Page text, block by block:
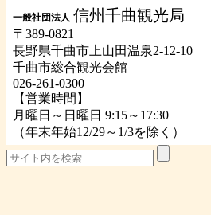
一般社団法人 信州千曲観光局
〒389-0821
長野県千曲市上山田温泉2-12-10
千曲市総合観光会館
026-261-0300
【営業時間】
月曜日～日曜日 9:15～17:30
（年末年始12/29～1/3を除く）